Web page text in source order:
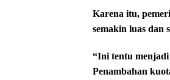
Karena itu,
semakin luas dan
“Ini tentu
Penambahan